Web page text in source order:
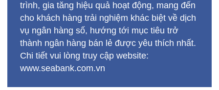
trình, gia tăng hiệu quả hoạt động, mang đến
cho khách hàng trải nghiệm khác biệt về dịch
vụ ngân hàng số, hướng tới mục tiêu trở
thành ngân hàng bán lẻ được yêu thích nhất.
Chi tiết vui lòng truy cập website:
www.seabank.com.vn